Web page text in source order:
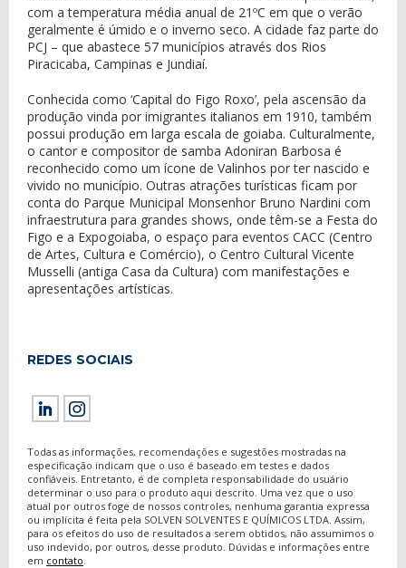
com a temperatura média anual de 21ºC em que o verão
geralmente é úmido e o inverno seco. A cidade faz parte do
PCJ – que abastece 57 municípios através dos Rios
Piracicaba, Campinas e Jundiaí.
Conhecida como ‘Capital do Figo Roxo’, pela ascensão da
produção vinda por imigrantes italianos em 1910, também
possui produção em larga escala de goiaba. Culturalmente,
o cantor e compositor de samba Adoniran Barbosa é
reconhecido como um ícone de Valinhos por ter nascido e
vivido no município. Outras atrações turísticas ficam por
conta do Parque Municipal Monsenhor Bruno Nardini com
infraestrutura para grandes shows, onde têm-se a Festa do
Figo e a Expogoiaba, o espaço para eventos CACC (Centro
de Artes, Cultura e Comércio), o Centro Cultural Vicente
Musselli (antiga Casa da Cultura) com manifestações e
apresentações artísticas.
REDES SOCIAIS
Todas as informações, recomendações e sugestões mostradas na
especificação indicam que o uso é baseado em testes e dados
confiáveis. Entretanto, é de completa responsabilidade do usuário
determinar o uso para o produto aqui descrito. Uma vez que o uso
atual por outros foge de nossos controles, nenhuma garantia expressa
ou implícita é feita pela SOLVEN SOLVENTES E QUÍMICOS LTDA. Assim,
para os efeitos do uso de resultados a serem obtidos, não assumimos o
uso indevido, por outros, desse produto. Dúvidas e informações entre
em contato.